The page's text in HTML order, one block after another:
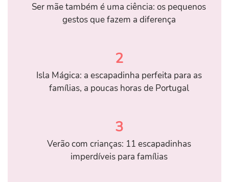
Ser mãe também é uma ciência: os pequenos
gestos que fazem a diferença
2
Isla Mágica: a escapadinha perfeita para as
famílias, a poucas horas de Portugal
3
Verão com crianças: 11 escapadinhas
imperdíveis para famílias